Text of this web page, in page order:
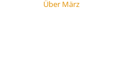
Über März